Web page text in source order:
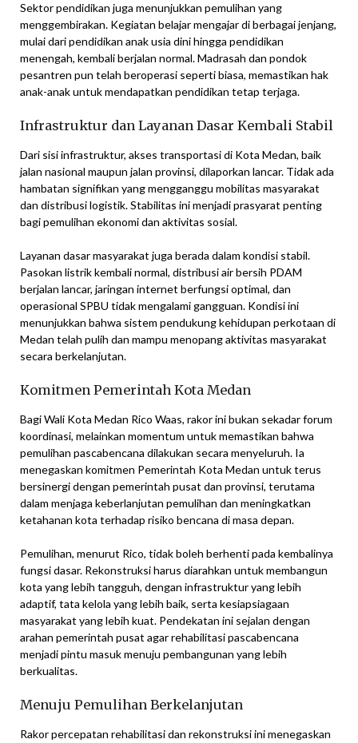
Sektor pendidikan juga menunjukkan pemulihan yang
menggembirakan. Kegiatan belajar mengajar di berbagai jenjang,
mulai dari pendidikan anak usia dini hingga pendidikan
menengah, kembali berjalan normal. Madrasah dan pondok
pesantren pun telah beroperasi seperti biasa, memastikan hak
anak-anak untuk mendapatkan pendidikan tetap terjaga.
Infrastruktur dan Layanan Dasar Kembali Stabil
Dari sisi infrastruktur, akses transportasi di Kota Medan, baik
jalan nasional maupun jalan provinsi, dilaporkan lancar. Tidak ada
hambatan signifikan yang mengganggu mobilitas masyarakat
dan distribusi logistik. Stabilitas ini menjadi prasyarat penting
bagi pemulihan ekonomi dan aktivitas sosial.
Layanan dasar masyarakat juga berada dalam kondisi stabil.
Pasokan listrik kembali normal, distribusi air bersih PDAM
berjalan lancar, jaringan internet berfungsi optimal, dan
operasional SPBU tidak mengalami gangguan. Kondisi ini
menunjukkan bahwa sistem pendukung kehidupan perkotaan di
Medan telah pulih dan mampu menopang aktivitas masyarakat
secara berkelanjutan.
Komitmen Pemerintah Kota Medan
Bagi Wali Kota Medan Rico Waas, rakor ini bukan sekadar forum
koordinasi, melainkan momentum untuk memastikan bahwa
pemulihan pascabencana dilakukan secara menyeluruh. Ia
menegaskan komitmen Pemerintah Kota Medan untuk terus
bersinergi dengan pemerintah pusat dan provinsi, terutama
dalam menjaga keberlanjutan pemulihan dan meningkatkan
ketahanan kota terhadap risiko bencana di masa depan.
Pemulihan, menurut Rico, tidak boleh berhenti pada kembalinya
fungsi dasar. Rekonstruksi harus diarahkan untuk membangun
kota yang lebih tangguh, dengan infrastruktur yang lebih
adaptif, tata kelola yang lebih baik, serta kesiapsiagaan
masyarakat yang lebih kuat. Pendekatan ini sejalan dengan
arahan pemerintah pusat agar rehabilitasi pascabencana
menjadi pintu masuk menuju pembangunan yang lebih
berkualitas.
Menuju Pemulihan Berkelanjutan
Rakor percepatan rehabilitasi dan rekonstruksi ini menegaskan